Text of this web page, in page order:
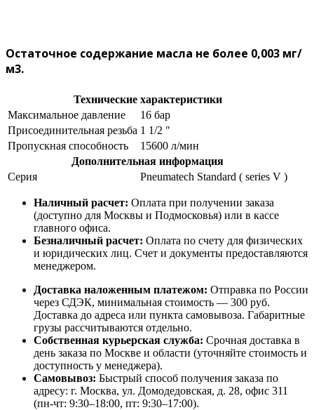
Остаточное содержание масла не более 0,003 мг/
м3.
Технические характеристики
Максимальное давление
16 бар
Присоединительная резьба 1 1/2 ″
Пропускная способность
15600 л/мин
Дополнительная информация
Серия
Pneumatech Standard ( series V )
Наличный расчет: Оплата при получении заказа
(доступно для Москвы и Подмосковья) или в кассе
главного офиса.
Безналичный расчет: Оплата по счету для физических
и юридических лиц. Счет и документы предоставляются
менеджером.
Доставка наложенным платежом: Отправка по России
через СДЭК, минимальная стоимость — 300 руб.
Доставка до адреса или пункта самовывоза. Габаритные
грузы рассчитываются отдельно.
Собственная курьерская служба: Срочная доставка в
день заказа по Москве и области (уточняйте стоимость и
доступность у менеджера).
Самовывоз: Быстрый способ получения заказа по
адресу: г. Москва, ул. Домодедовская, д. 28, офис 311
(пн-чт: 9:30–18:00, пт: 9:30–17:00).